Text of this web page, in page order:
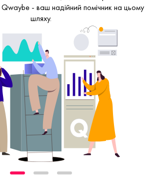
Qwaybe - ваш надійний помічник на цьому
шляху.